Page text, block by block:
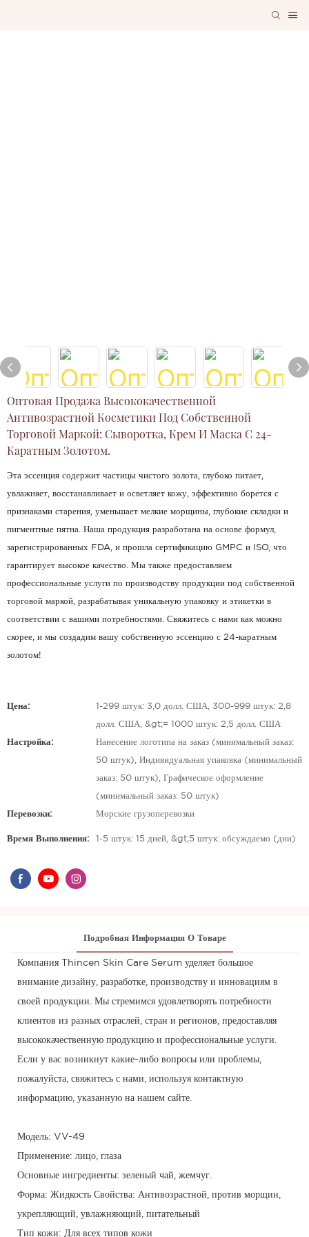
Оптовая Продажа Высококачественной
Антивозрастной Косметики Под Собственной
Торговой Маркой: Сыворотка, Крем И Маска С 24-
Каратным Золотом.
Эта эссенция содержит частицы чистого золота, глубоко питает,
увлажняет, восстанавливает и осветляет кожу, эффективно борется с
признаками старения, уменьшает мелкие морщины, глубокие складки и
пигментные пятна. Наша продукция разработана на основе формул,
зарегистрированных FDA, и прошла сертификацию GMPC и ISO, что
гарантирует высокое качество. Мы также предоставляем
профессиональные услуги по производству продукции под собственной
торговой маркой, разрабатывая уникальную упаковку и этикетки в
соответствии с вашими потребностями. Свяжитесь с нами как можно
скорее, и мы создадим вашу собственную эссенцию с 24-каратным
золотом!
Цена: 1-299 штук: 3,0 долл. США, 300-999 штук: 2,8
долл. США, &gt;= 1000 штук: 2,5 долл. США
Настройка: Нанесение логотипа на заказ (минимальный заказ:
50 штук), Индивидуальная упаковка (минимальный
заказ: 50 штук), Графическое оформление
(минимальный заказ: 50 штук)
Перевозки: Морские грузоперевозки
Время Выполнения: 1-5 штук: 15 дней, &gt;5 штук: обсуждаемо (дни)
Подробная Информация О Товаре
Компания Thincen Skin Care Serum уделяет большое
внимание дизайну, разработке, производству и инновациям в
своей продукции. Мы стремимся удовлетворять потребности
клиентов из разных отраслей, стран и регионов, предоставляя
высококачественную продукцию и профессиональные услуги.
Если у вас возникнут какие-либо вопросы или проблемы,
пожалуйста, свяжитесь с нами, используя контактную
информацию, указанную на нашем сайте.
Модель: VV-49
Применение: лицо, глаза
Основные ингредиенты: зеленый чай, жемчуг.
Форма: Жидкость Свойства: Антивозрастной, против морщин,
укрепляющий, увлажняющий, питательный
Тип кожи: Для всех типов кожи